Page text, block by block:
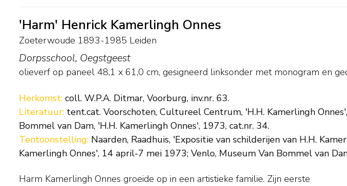
'Harm' Henrick Kamerlingh Onnes
Zoeterwoude 1893-1985 Leiden
Dorpsschool, Oegstgeest
olieverf op paneel 48,1 x 61,0 cm, gesigneerd linksonder met monogram en
Herkomst: coll. W.P.A. Ditmar, Voorburg, inv.nr. 63.
Literatuur: tent.cat. Voorschoten, Cultureel Centrum, 'H.H. Kamerlingh
Bommel van Dam, 'H.H. Kamerlingh Onnes', 1973, cat.nr. 34.
Tentoonstelling: Naarden, Raadhuis, 'Expositie van schilderijen van H.H.
Kamerlingh Onnes', 14 april-7 mei 1973; Venlo, Museum Van Bommel van
Harm Kamerlingh Onnes groeide op in een artistieke familie. Zijn eerste
Onderwerpen vond de schilder rond zijn woonplaatsen Den Haag, Delft en